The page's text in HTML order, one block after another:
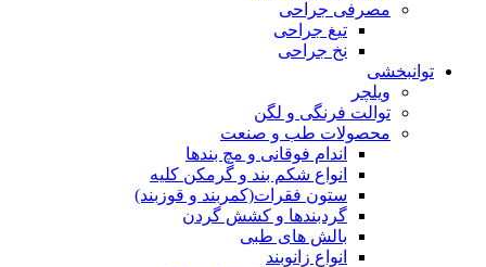
مصرفی جراحی
تیغ جراحی
نخ جراحی
توانبخشی
ویلچر
توالت فرنگی و لگن
محصولات طب و صنعت
اندام فوقانی و مچ بندها
انواع شکم بند و گرمکن کلیه
ستون فقرات(کمربند و قوزبند)
گردبندها و کشش گردن
بالش های طبی
انواع زانوبند